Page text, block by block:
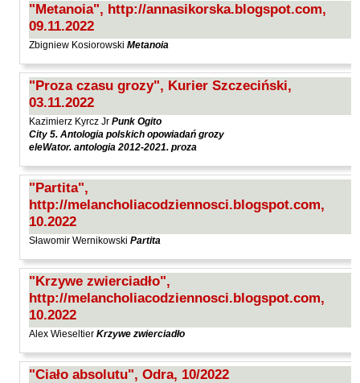
Samsel Karol
Sarna Paweł
Sasinowski Alan
Sawicki Bartosz
Sienkiewicz Rafał
Sienkiewicz Wilowska Julia Anastazja
Sobol Eugeniusz
Sonnenberg Ewa
Strumyk Grzegorz
Suskiewicz Łukasz
Suwiński Bartosz
Szaruga Leszek
Szolc Izabela
"Metanoia", http://annasikorska.blogspot.com,
09.11.2022
Zbigniew Kosiorowski Metanoia
"Proza czasu grozy", Kurier Szczeciński,
03.11.2022
Kazimierz Kyrcz Jr Punk Ogito
City 5. Antologia polskich opowiadań grozy
eleWator. antologia 2012-2021. proza
"Partita",
http://melancholiacodziennosci.blogspot.com,
10.2022
Sławomir Wernikowski Partita
"Krzywe zwierciadło",
http://melancholiacodziennosci.blogspot.com,
10.2022
Alex Wieseltier Krzywe zwierciadło
"Ciało absolutu", Odra, 10/2022